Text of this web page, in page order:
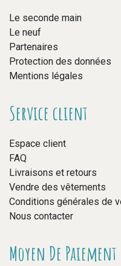
Le seconde main
Le neuf
Partenaires
Protection des données
Mentions légales
Service client
Espace client
FAQ
Livraisons et retours
Vendre des vêtements
Conditions générales de
Nous contacter
Moyen De Paiement